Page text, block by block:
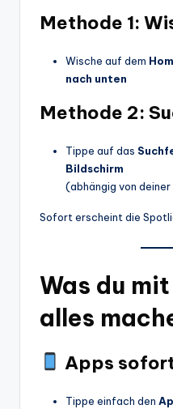
Methode 1:
Wische auf dem
nach unten
Methode 2:
Tippe auf das
Bildschirm
(abhängig von
Sofort erscheint die
Was du
alles
Apps
Tippe einfach den